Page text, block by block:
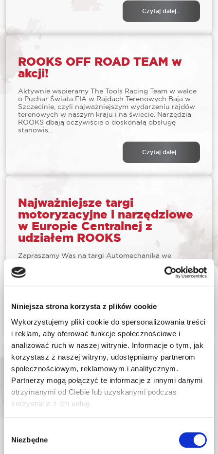
Niniejsza strona korzysta z plików cookie
Wykorzystujemy pliki cookie do spersonalizowania treści
i reklam, aby oferować funkcje społecznościowe i
analizować ruch w naszej witrynie. Informacje o tym, jak
korzystasz z naszej witryny, udostępniamy partnerom
społecznościowym, reklamowym i analitycznym.
Partnerzy mogą połączyć te informacje z innymi danymi
otrzymanymi od Ciebie lub uzyskanymi podczas
korzystania z ich usług.
zgody
Niezbędne
Czytaj dalej...
ROOKS OFF ROAD TEAM w
akcji!
Aktywnie wspieramy The Tools Racing Team w walce
o Puchar Świata FIA w Rajdach Terenowych Baja w
Szczecinie, czyli najważniejszym wydarzeniu rajdów
terenowych w naszym kraju i na świecie. Narzędzia
ROOKS dbają oczywiście o doskonałą obsługę
stanowis...
Czytaj dalej...
Najważniejsze targi
motoryzacyjne i narzędziowe
w Europie Centralnej z
udziałem ROOKS
Zapraszamy Was na targi Automechanika we
ROOKS i AUTO PARTNER.Będzie nam bardzo miło
gościć Was w świecie techniki i motoryzacji oraz
doskonałych narzędzi, które umożliwiają naprawę
ROOKS na Festiwalu Tuningu
Mubi Dub It
Festiwal Tuningu Mubi Dub It to obowiązkowy punkt
w kalendarzu wszystkich miłośników samochodów
który...